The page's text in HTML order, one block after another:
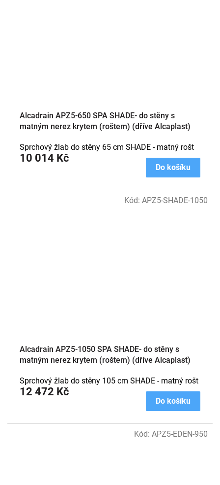
Alcadrain APZ5-650 SPA SHADE- do stěny s
matným nerez krytem (roštem) (dříve Alcaplast)
10 014 Kč
Do košíku
Sprchový žlab do stěny 65 cm SHADE - matný rošt
Alcadrain APZ5-1050 SPA SHADE- do stěny s
matným nerez krytem (roštem) (dříve Alcaplast)
12 472 Kč
Do košíku
Sprchový žlab do stěny 105 cm SHADE - matný rošt
Kód: APZ5-SHADE-1050
Kód: APZ5-EDEN-950